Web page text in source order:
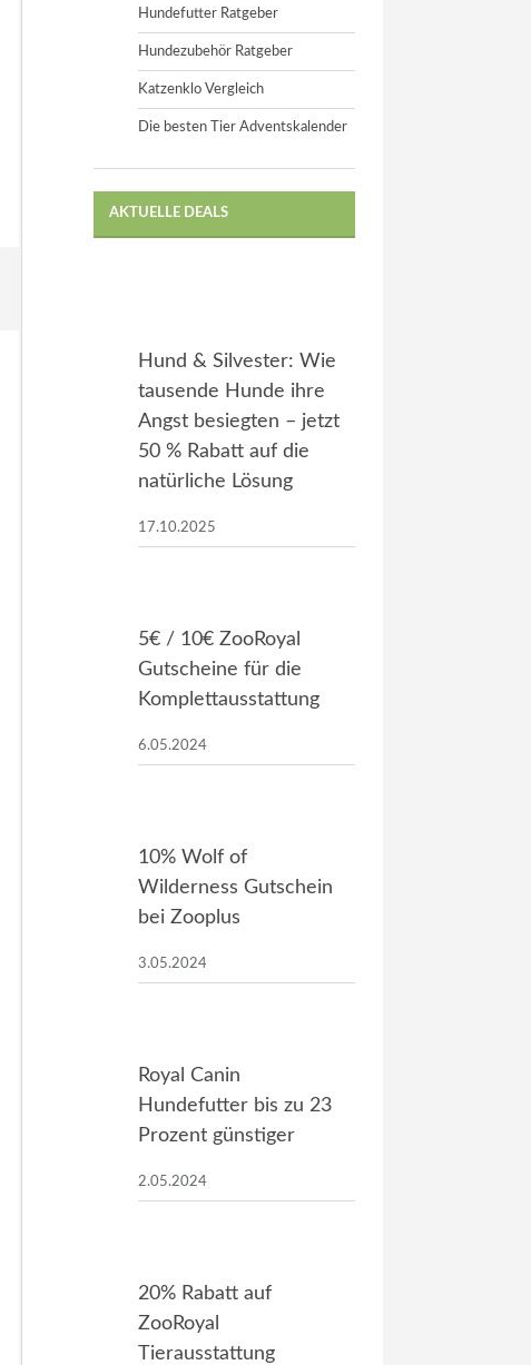
Hundefutter Ratgeber
Hundezubehör Ratgeber
Katzenklo Vergleich
Die besten Tier Adventskalender
AKTUELLE DEALS
Hund & Silvester: Wie
tausende Hunde ihre
Angst besiegten – jetzt
50 % Rabatt auf die
natürliche Lösung
17.10.2025
5€ / 10€ ZooRoyal
Gutscheine für die
Komplettausstattung
6.05.2024
10% Wolf of
Wilderness Gutschein
bei Zooplus
3.05.2024
Royal Canin
Hundefutter bis zu 23
Prozent günstiger
2.05.2024
20% Rabatt auf
ZooRoyal
Tierausstattung